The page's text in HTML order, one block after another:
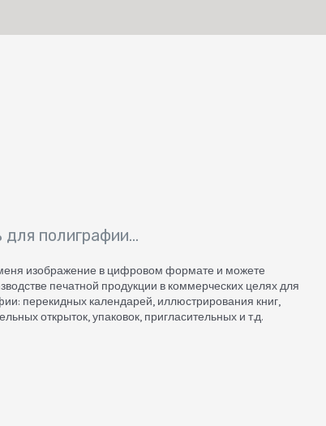
для полиграфии…
изображение в цифровом формате и можете
печатной продукции в коммерческих целях для
перекидных календарей, иллюстрирования книг,
открыток, упаковок, пригласительных и т.д.